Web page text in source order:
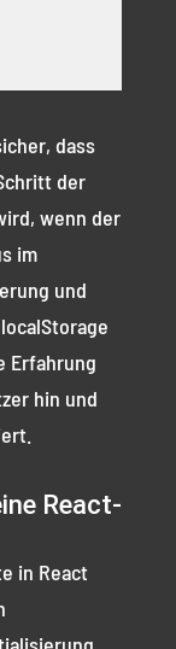
dass
der
wenn der
im
und
Erfahrung
hin und
React-
in React